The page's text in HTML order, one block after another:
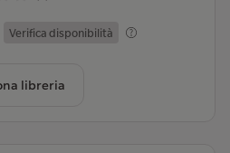
Verifica disponibilità
libreria